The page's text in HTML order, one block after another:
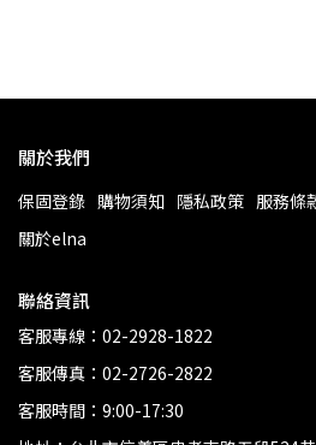
關於我們
保固登錄 購物須知 隱私政策 服務條
關於elna
聯絡資訊
客服專線：02-2928-1822
客服傳真：02-2726-2822
客服時間：9:00-17:30